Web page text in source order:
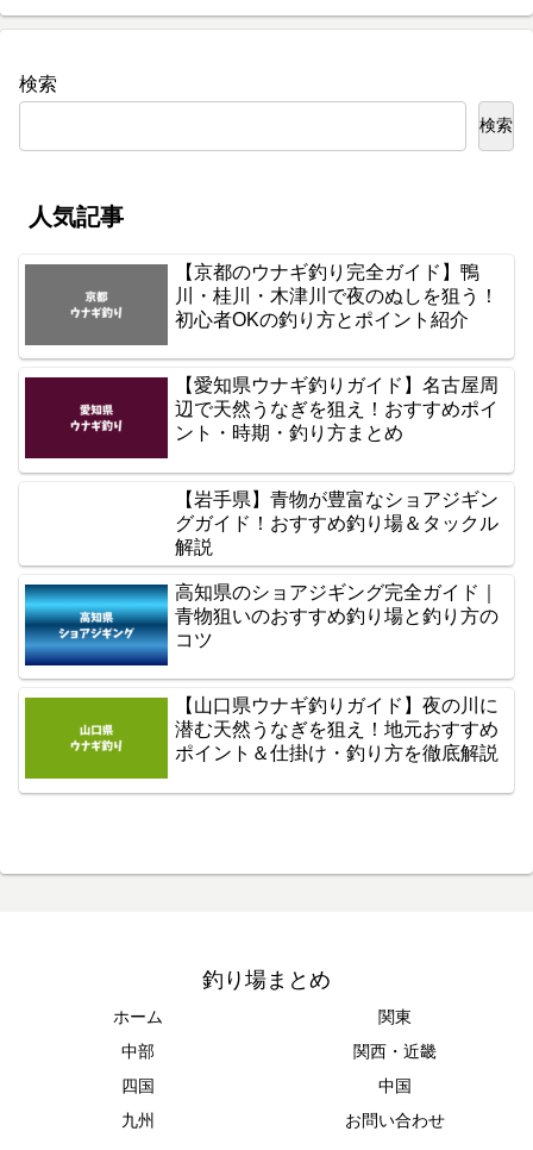
検索
検索
人気記事
【京都のウナギ釣り完全ガイド】鴨
川・桂川・木津川で夜のぬしを狙う！
初心者OKの釣り方とポイント紹介
【愛知県ウナギ釣りガイド】名古屋周
辺で天然うなぎを狙え！おすすめポイ
ント・時期・釣り方まとめ
【岩手県】青物が豊富なショアジギン
グガイド！おすすめ釣り場＆タックル
解説
高知県のショアジギング完全ガイド｜
青物狙いのおすすめ釣り場と釣り方の
コツ
【山口県ウナギ釣りガイド】夜の川に
潜む天然うなぎを狙え！地元おすすめ
ポイント＆仕掛け・釣り方を徹底解説
釣り場まとめ
ホーム
関東
中部
関西・近畿
四国
中国
九州
お問い合わせ